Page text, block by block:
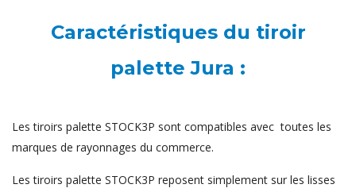
Caractéristiques du tiroir
palette Jura :
Les tiroirs palette STOCK3P sont compatibles avec toutes les
marques de rayonnages du commerce.
Les tiroirs palette STOCK3P reposent simplement sur les lisses